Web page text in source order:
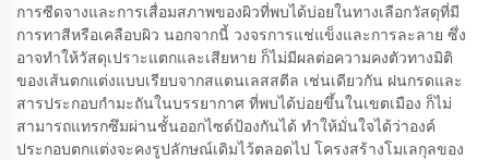
การซีดจางและการเสื่อมสภาพของผิวที่พบได้บ่อยในทางเลือกวัสดุที่มี
การทาสีหรือเคลือบผิว นอกจากนี้ วงจรการแช่แข็งและการละลาย ซึ่ง
อาจทำให้วัสดุเปราะแตกและเสียหาย ก็ไม่มีผลต่อความคงตัวทางมิติ
ของเส้นตกแต่งแบบเรียบจากสแตนเลสสตีล เช่นเดียวกัน ฝนกรดและ
สารประกอบกำมะถันในบรรยากาศ ที่พบได้บ่อยขึ้นในเขตเมือง ก็ไม่
สามารถแทรกซึมผ่านชั้นออกไซด์ป้องกันได้ ทำให้มั่นใจได้ว่าองค์
ประกอบตกแต่งจะคงรูปลักษณ์เดิมไว้ตลอดไป โครงสร้างโมเลกุลของ